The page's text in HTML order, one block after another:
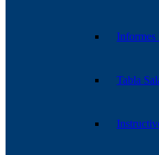
Informes
Tabla